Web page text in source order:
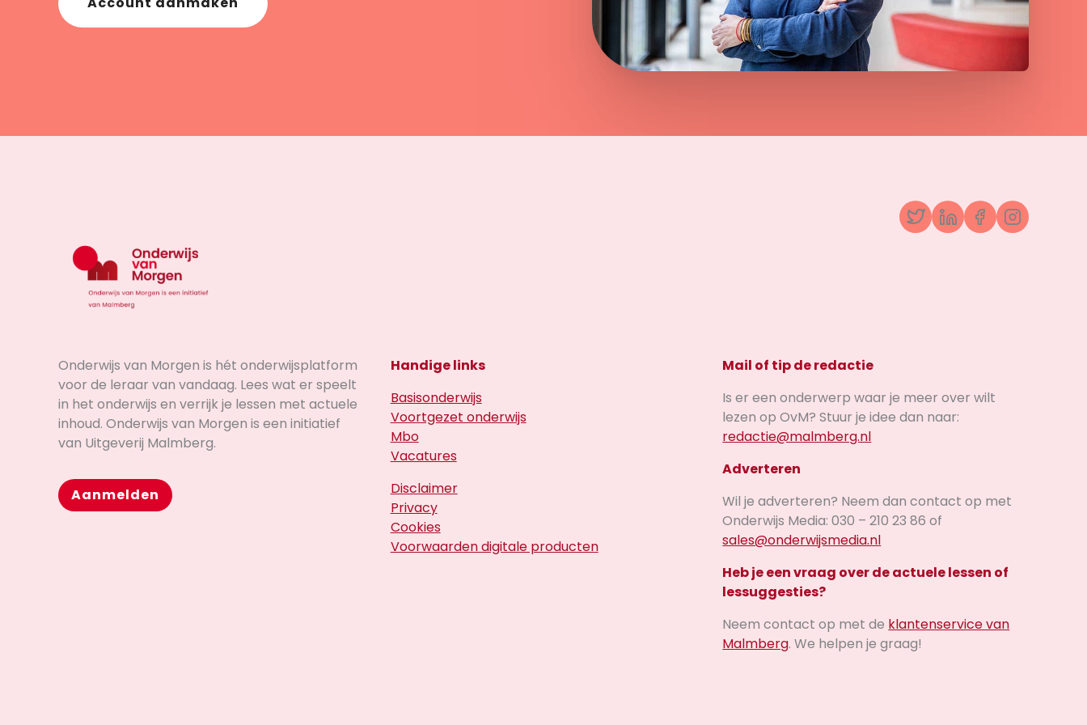
TwitterLinkedInFacebook
Onderwijs van Morgen is hét onderwijsplatform
voor de leraar van vandaag. Lees wat er speelt
in het onderwijs en verrijk je lessen met actuele
inhoud. Onderwijs van Morgen is een initiatief
van Uitgeverij Malmberg.
Aanmelden
Handige links
Basisonderwijs
Voortgezet onderwijs
Mbo
Vacatures
Disclaimer
Privacy
Cookies
Voorwaarden digitale producten
Mail of tip de redactie
Is er een onderwerp waar je meer over wilt
lezen op OvM? Stuur je idee dan naar:
redactie@malmberg.nl
Adverteren
Wil je adverteren? Neem dan contact op met
Onderwijs Media: 030 – 210 23 86 of
sales@onderwijsmedia.nl
Heb je een vraag over de actuele lessen of
lessuggesties?
Neem contact op met de klantenservice van
Malmberg. We helpen je graag!